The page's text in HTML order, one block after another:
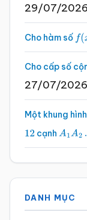
29/07/2026
Cho hàm số f(
Cho cấp số
27/07/2026
Một khung
12 cạnh A1A2…
DANH MỤC